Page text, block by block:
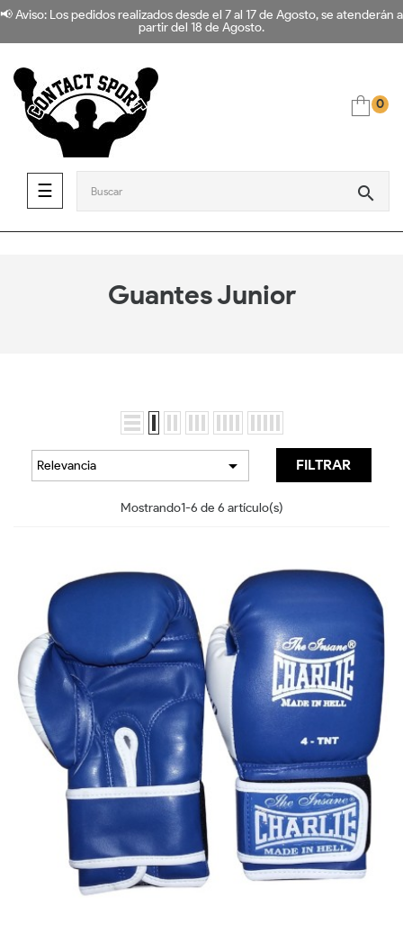
📢 Aviso: Los pedidos realizados desde el 7 al 17 de Agosto, se atenderán a
partir del 18 de Agosto.
search
0
Navegación de palanca
☰
Guantes Junior
Relevancia  FILTRAR
Mostrando1-6 de 6 artículo(s)